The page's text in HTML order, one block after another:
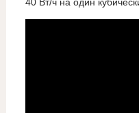
40 Вт/ч на один